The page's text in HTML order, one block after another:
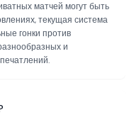
матчей могут быть
текущая система
гонки против
и